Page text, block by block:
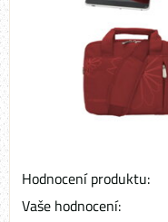
Hodnocení produktu:
Vaše hodnocení: